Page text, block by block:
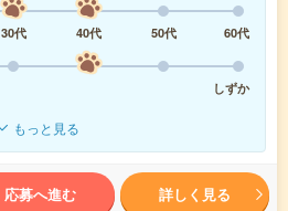
30代 40代 50代
60代
しずか
もっと見る
応募へ進む 詳しく見る